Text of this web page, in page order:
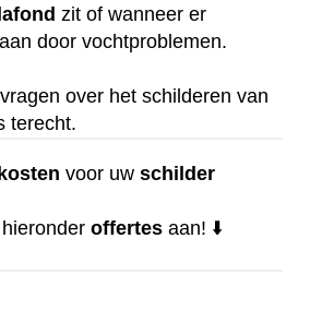
zit of wanneer er
door vochtproblemen.
over het schilderen van
terecht.
kosten voor uw schilder
hieronder offertes aan! ⬇️